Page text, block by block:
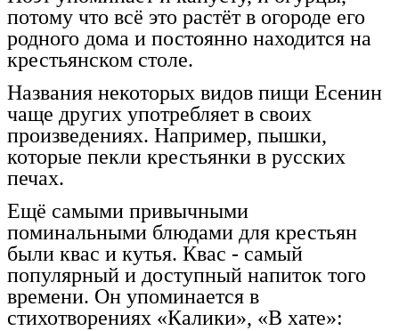
потому что всё это растёт в огороде его
родного дома и постоянно находится на
крестьянском столе.
Названия некоторых видов пищи Есенин
чаще других употребляет в своих
произведениях. Например, пышки,
которые пекли крестьянки в русских
печах.
Ещё самыми привычными
поминальными блюдами для крестьян
были квас и кутья. Квас - самый
популярный и доступный напиток того
времени. Он упоминается в
стихотворениях «Калики», «В хате»: